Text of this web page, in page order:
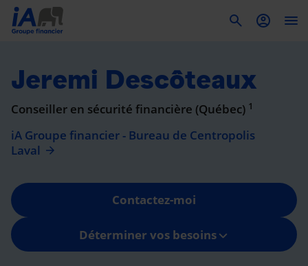
Jeremi Descôteaux
Conseiller en sécurité financière (Québec) 1
iA Groupe financier - Bureau de Centropolis
Laval
Contactez-moi
Déterminer vos besoins